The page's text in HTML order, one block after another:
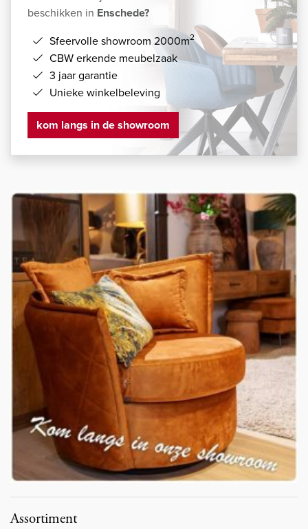
Assortiment
beschikken in Enschede?
Sfeervolle showroom 2000m2
CBW erkende meubelzaak
3 jaar garantie
Unieke winkelbeleving
kom langs in de showroom